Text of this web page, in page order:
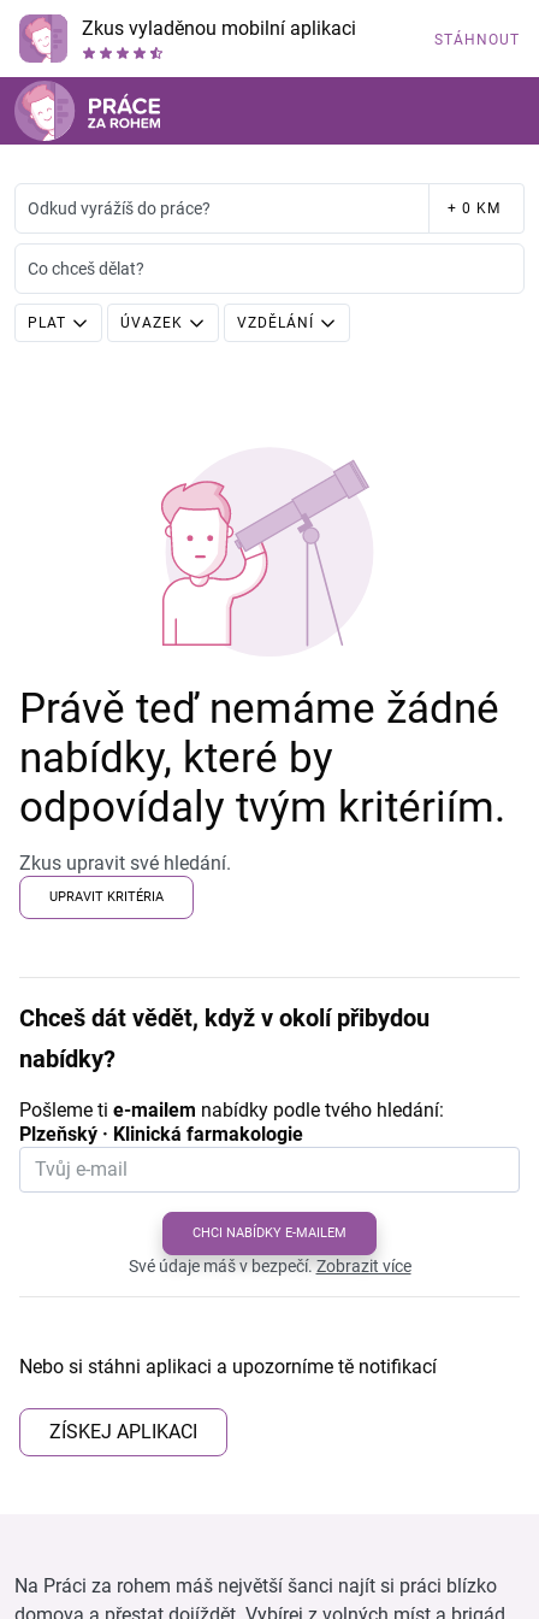
Zkus vyladěnou mobilní aplikaci STÁHNOUT
Odkud vyrážíš do práce? + 0 KM
Co chceš dělat?
PLAT ÚVAZEK VZDĚLÁNÍ
Právě teď nemáme žádné
nabídky, které by
odpovídaly tvým kritériím.
Zkus upravit své hledání.
UPRAVIT KRITÉRIA
Chceš dát vědět, když v okolí přibydou
nabídky?
Pošleme ti e-mailem nabídky podle tvého hledání:
Plzeňský · Klinická farmakologie
CHCI NABÍDKY E-MAILEM
Své údaje máš v bezpečí.Zobrazit více
Nebo si stáhni aplikaci a upozorníme tě notifikací
ZÍSKEJ APLIKACI
Na Práci za rohem máš největší šanci najít si práci blízko
domova a přestat dojíždět. Vybírej z volných míst a brigád